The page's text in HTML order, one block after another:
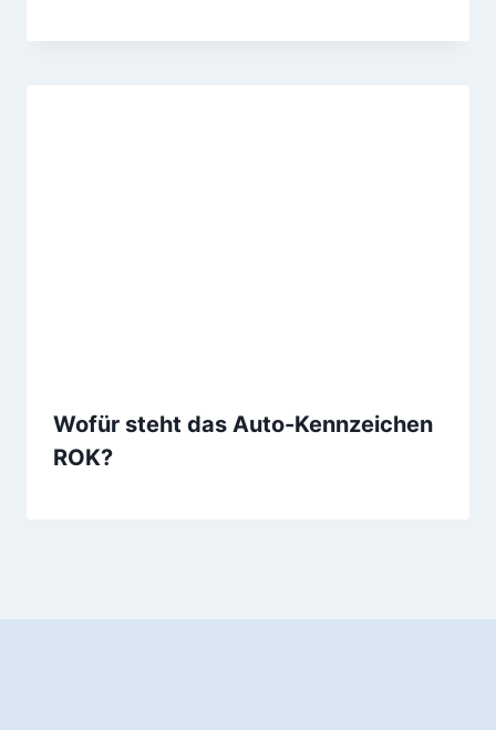
Wofür steht das Auto-Kennzeichen
ROK?